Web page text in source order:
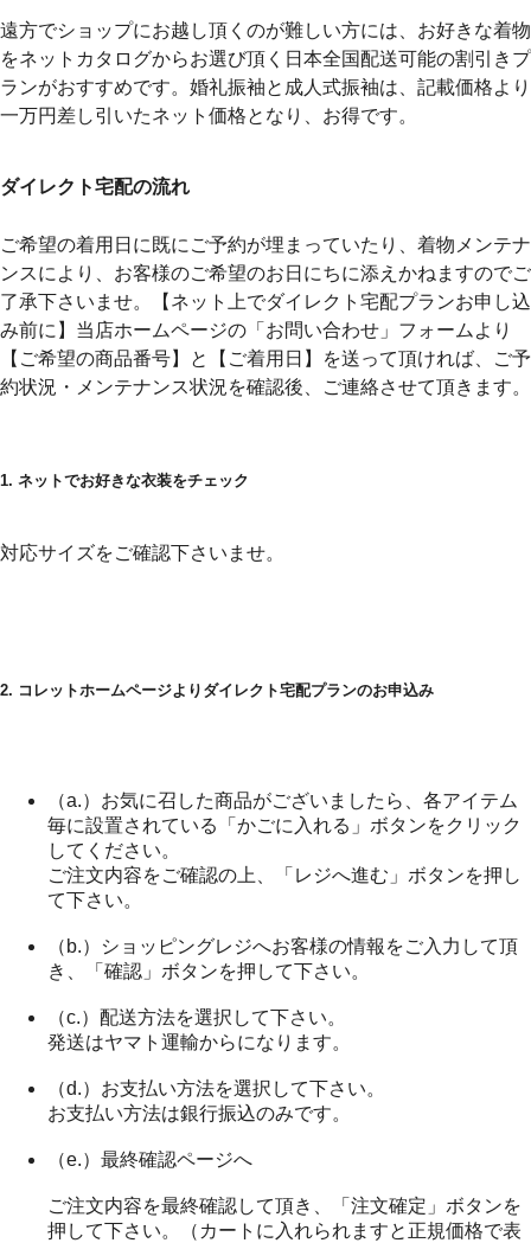
遠方でショップにお越し頂くのが難しい方には、お好きな着物
をネットカタログからお選び頂く 日本全国配送可能の割引きプ
ランがおすすめです。婚礼振袖と成人式振袖は、記載価格より
一万円差し引いたネット価格となり、お得です。
ダイレクト宅配の流れ
ご希望の着用日に既にご予約が埋まっていたり、着物メンテナ
ンスにより、お客様のご希望のお日にちに添えかねますのでご
了承下さいませ。
【ネット上でダイレクト宅配プランお申し込
み前に】当店ホームページの「お問い合わせ」フォームより
【ご希望の商品番号】と【ご着用日】を送って頂ければ、ご予
約状況・メンテナンス状況を確認後、ご連絡させて頂きます。
1. ネットでお好きな衣装をチェック
対応サイズをご確認下さいませ。
2. コレットホームページよりダイレクト宅配プランのお申込み
（a.）お気に召した商品がございましたら、各アイテム
毎に設置されている「かごに入れる」ボタンをクリック
してください。
ご注文内容をご確認の上、「レジへ進む」ボタンを押し
て下さい。
（b.）ショッピングレジへお客様の情報をご入力して頂
き、「確認」ボタンを押して下さい。
（c.）配送方法を選択して下さい。
発送はヤマト運輸からになります。
（d.）お支払い方法を選択して下さい。
お支払い方法は銀行振込のみです。
（e.）最終確認ページへ
ご注文内容を最終確認して頂き、「注文確定」ボタンを
押して下さい。（カートに入れられますと正規価格で表